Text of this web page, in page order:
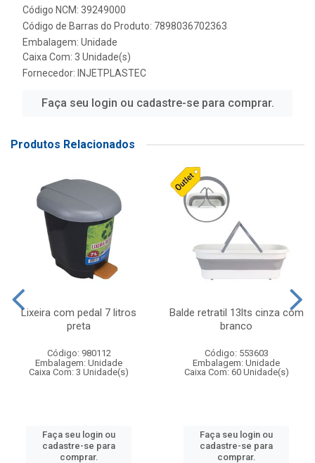
Código NCM: 39249000
Código de Barras do Produto: 7898036702363
Embalagem: Unidade
Caixa Com: 3 Unidade(s)
Fornecedor: INJETPLASTEC
Faça seu login ou cadastre-se para comprar.
Produtos Relacionados
Lixeira com pedal 7 litros
preta
Código: 980112
Embalagem: Unidade
Caixa Com: 3 Unidade(s)
Faça seu login ou
cadastre-se para
comprar.
Balde retratil 13lts cinza com
branco
Código: 553603
Embalagem: Unidade
Caixa Com: 60 Unidade(s)
Faça seu login ou
cadastre-se para
comprar.